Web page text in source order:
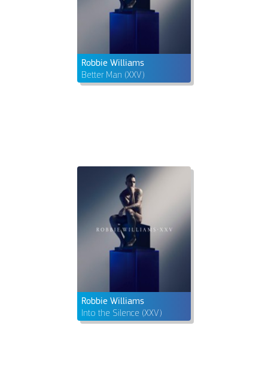
Robbie Williams
Better Man (XXV)
Robbie Williams
Into the Silence (XXV)